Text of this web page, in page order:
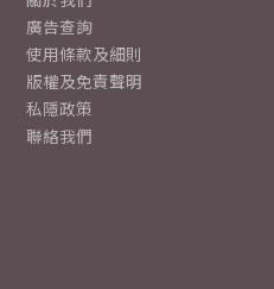
廣告查詢
使用條款及細則
版權及免責聲明
私隱政策
聯絡我們